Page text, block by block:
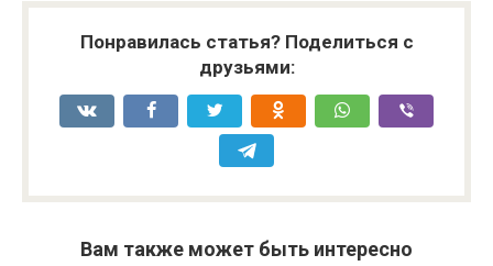
Понравилась статья? Поделиться с
друзьями:
Вам также может быть интересно